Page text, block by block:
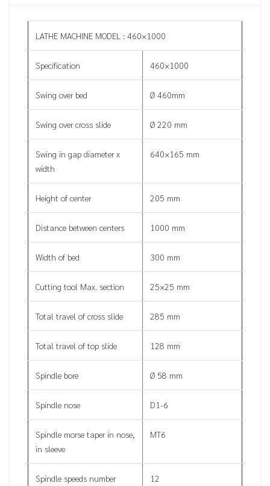
LATHE MACHINE MODEL : 460×1000
Specification 460×1000
Swing over bed Ø 460mm
Swing over cross slide Ø 220 mm
Swing in gap diameter x
width
640×165 mm
Height of center 205 mm
Distance between centers 1000 mm
Width of bed 300 mm
Cutting tool Max. section 25×25 mm
Total travel of cross slide 285 mm
Total travel of top slide 128 mm
Spindle bore Ø 58 mm
Spindle nose D1-6
Spindle morse taper in nose,
in sleeve
MT6
Spindle speeds number 12